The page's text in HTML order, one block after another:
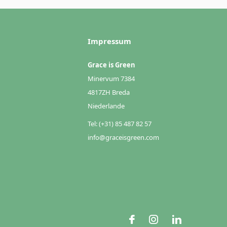
Impressum
Grace is Green
Minervum 7384
4817ZH Breda
Niederlande
Tel: (+31) 85 487 82 57
info@graceisgreen.com